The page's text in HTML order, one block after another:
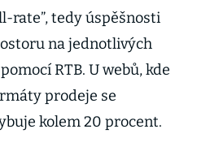
rate”, tedy úspěšnosti
na jednotlivých
RTB. U webů, kde
prodeje se
kolem 20 procent.